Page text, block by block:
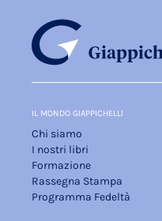
IL MONDO GIAPPICHELLI
Chi siamo
I nostri libri
Formazione
Rassegna Stampa
Programma Fedeltà